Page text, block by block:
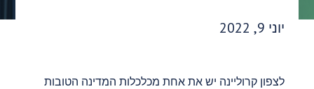
תאריך פרסום:
יוני 9, 2022
לצפון קרוליינה יש את אחת מכלכלות המדינה הטובות